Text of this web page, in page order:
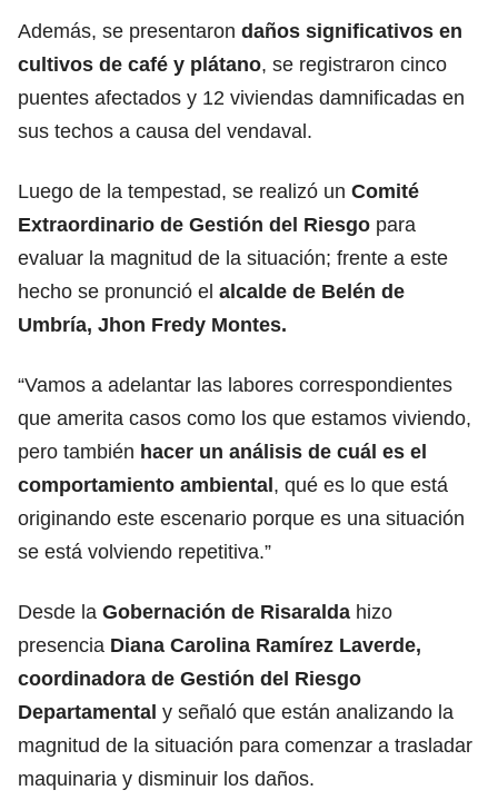
Además, se presentaron daños significativos en
cultivos de café y plátano, se registraron cinco
puentes afectados y 12 viviendas damnificadas en
sus techos a causa del vendaval.
Luego de la tempestad, se realizó un Comité
Extraordinario de Gestión del Riesgo para
evaluar la magnitud de la situación; frente a este
hecho se pronunció el alcalde de Belén de
Umbría, Jhon Fredy Montes.
“Vamos a adelantar las labores correspondientes
que amerita casos como los que estamos viviendo,
pero también hacer un análisis de cuál es el
comportamiento ambiental, qué es lo que está
originando este escenario porque es una situación
se está volviendo repetitiva.”
Desde la Gobernación de Risaralda hizo
presencia Diana Carolina Ramírez Laverde,
coordinadora de Gestión del Riesgo
Departamental y señaló que están analizando la
magnitud de la situación para comenzar a trasladar
maquinaria y disminuir los daños.